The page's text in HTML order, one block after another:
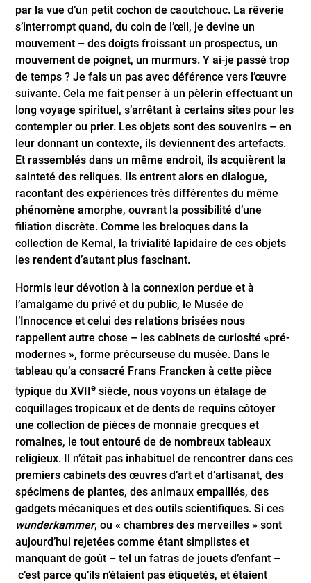
par la vue d’un petit cochon de caoutchouc. La rêverie
s’interrompt quand, du coin de l’œil, je devine un
mouvement – des doigts froissant un prospectus, un
mouvement de poignet, un murmurs. Y ai-je passé trop
de temps ? Je fais un pas avec déférence vers l’œuvre
suivante. Cela me fait penser à un pèlerin effectuant un
long voyage spirituel, s’arrêtant à certains sites pour les
contempler ou prier. Les objets sont des souvenirs – en
leur donnant un contexte, ils deviennent des artefacts.
Et rassemblés dans un même endroit, ils acquièrent la
sainteté des reliques. Ils entrent alors en dialogue,
racontant des expériences très différentes du même
phénomène amorphe, ouvrant la possibilité d’une
filiation discrète. Comme les breloques dans la
collection de Kemal, la trivialité lapidaire de ces objets
les rendent d’autant plus fascinant.
Hormis leur dévotion à la connexion perdue et à
l’amalgame du privé et du public, le Musée de
l’Innocence et celui des relations brisées nous
rappellent autre chose – les cabinets de curiosité «pré-
modernes », forme précurseuse du musée. Dans le
tableau qu’a consacré Frans Francken à cette pièce
typique du XVIIe siècle, nous voyons un étalage de
coquillages tropicaux et de dents de requins côtoyer
une collection de pièces de monnaie grecques et
romaines, le tout entouré de de nombreux tableaux
religieux. Il n’était pas inhabituel de rencontrer dans ces
premiers cabinets des œuvres d’art et d’artisanat, des
spécimens de plantes, des animaux empaillés, des
gadgets mécaniques et des outils scientifiques. Si ces
wunderkammer, ou « chambres des merveilles » sont
aujourd’hui rejetées comme étant simplistes et
manquant de goût – tel un fatras de jouets d’enfant –
c’est parce qu’ils n’étaient pas étiquetés, et étaient